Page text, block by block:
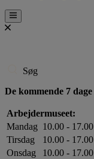
Søg
De kommende 7 dage
Arbejdermuseet:
Mandag 10.00 - 17.00
Tirsdag
10.00 - 17.00
Onsdag
10.00 - 17.00